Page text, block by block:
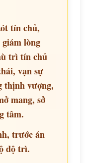
tín chủ,
lòng
trì tín chủ
vạn sự
thịnh vượng,
mang, sở
tâm.
trước án
độ trì.